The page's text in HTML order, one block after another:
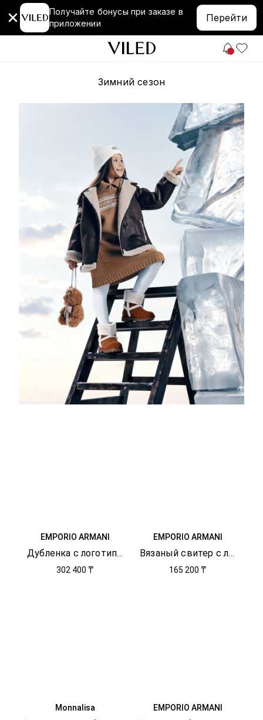
Получайте бонусы при заказе в
приложении
Перейти
Зимний сезон
EMPORIO ARMANI
Дубленка с логотипом
302 400 ₸
EMPORIO ARMANI
Вязаный свитер с логотипом
165 200 ₸
Monnalisa EMPORIO ARMANI